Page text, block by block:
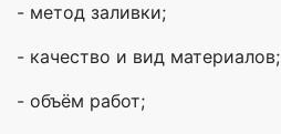
- метод заливки;
- качество и вид материалов;
- объём работ;